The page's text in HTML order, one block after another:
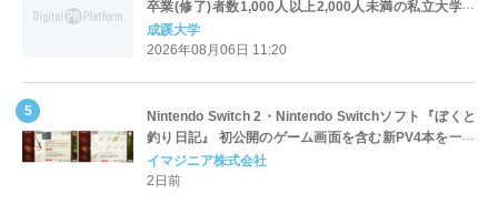
卒業(修了)者数1,000人以上2,000人未満の私立大学で
全国第1位を獲得！～実就職率は26.5%（前年比＋
4.3pt）に伸長、東京の私立大学でも10位にランクイン
成蹊大学
2026年08月06日 11:20
Nintendo Switch 2・Nintendo Switchソフト『ぼくと
釣り日記』 初公開のゲーム画面を含む新PV4本を一挙
公開！
イマジニア株式会社
2日前